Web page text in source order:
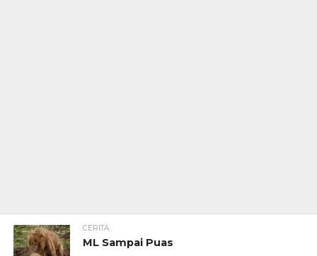
CERITA
ML Sampai Puas